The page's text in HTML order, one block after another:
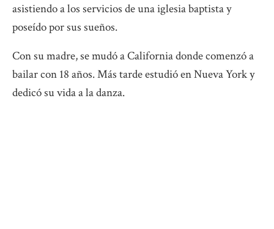
asistiendo a los servicios de una iglesia baptista y
poseído por sus sueños.
Con su madre, se mudó a California donde comenzó a
bailar con 18 años. Más tarde estudió en Nueva York y
dedicó su vida a la danza.